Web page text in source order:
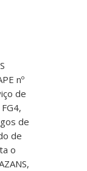
nº
de
de
de
o